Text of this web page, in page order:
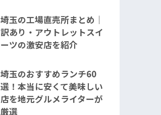
埼玉の工場直売所まとめ｜
訳あり・アウトレットスイ
ーツの激安店を紹介
埼玉のおすすめランチ60
選！本当に安くて美味しい
店を地元グルメライターが
厳選